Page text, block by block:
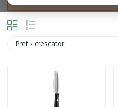
Pret - crescator